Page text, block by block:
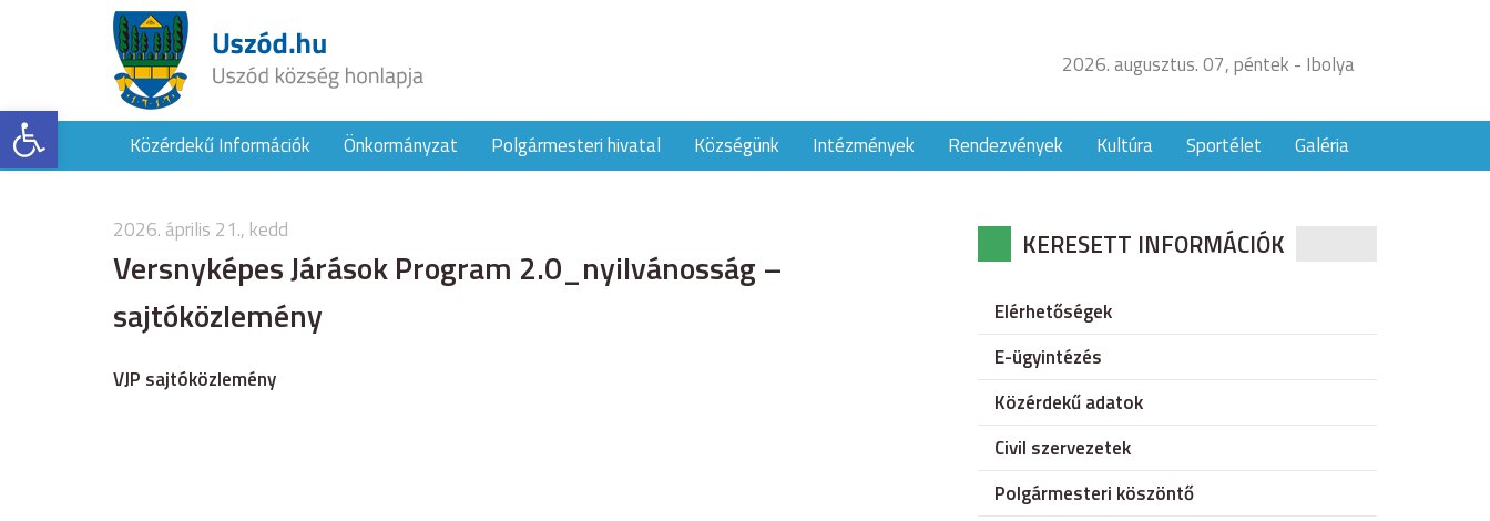
Eszköztár megnyitása
2026. augusztus. 07, péntek - Ibolya
Közérdekű Információk Önkormányzat Polgármesteri hivatal Községünk Intézmények Rendezvények Kultúra Sportélet Galéria
2026. április 21., kedd
Versnyképes Járások Program 2.0_nyilvánosság –
sajtóközlemény
VJP sajtóközlemény
KERESETT INFORMÁCIÓK
Elérhetőségek
E-ügyintézés
Közérdekű adatok
Civil szervezetek
Polgármesteri köszöntő